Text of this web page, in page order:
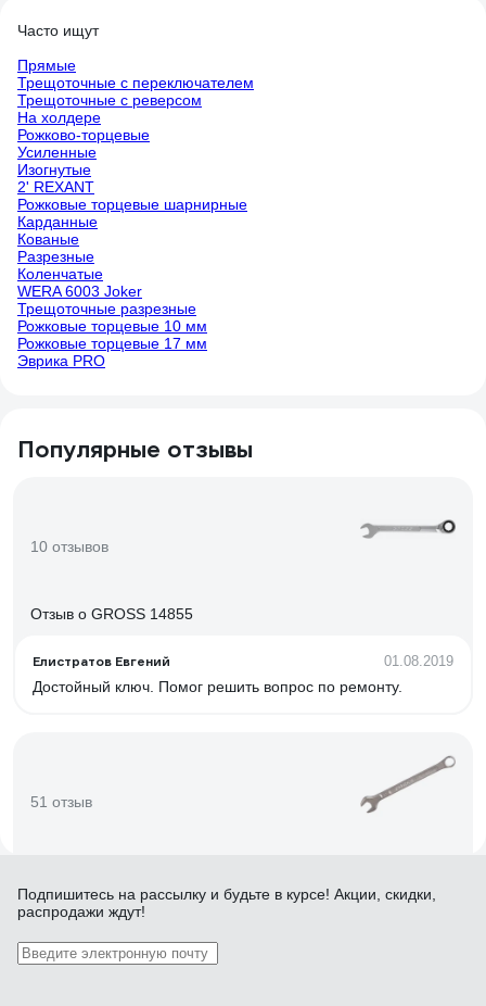
Часто ищут
Прямые
Трещоточные с переключателем
Трещоточные с реверсом
На холдере
Рожково-торцевые
Усиленные
Изогнутые
2' REXANT
Рожковые торцевые шарнирные
Карданные
Кованые
Разрезные
Коленчатые
WERA 6003 Joker
Трещоточные разрезные
Рожковые торцевые 10 мм
Рожковые торцевые 17 мм
Эврика PRO
Популярные отзывы
10 отзывов
Отзыв о GROSS 14855
Елистратов Евгений 01.08.2019
Достойный ключ. Помог решить вопрос по ремонту.
51 отзыв
Михаил Сергеевич Никонов
Красивый внешний вид. Довольно точный в размерности ,
минимальные люфты на крепеже.
Подпишитесь на рассылку и будьте в курсе! Акции, скидки,
распродажи ждут!